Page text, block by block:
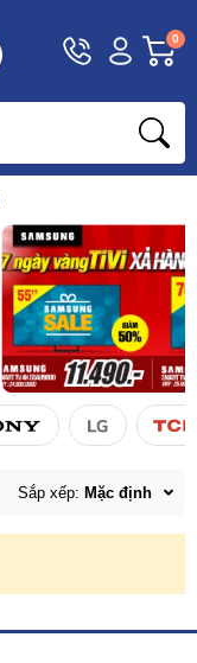
Hotline
1800
Tài
khoản
Khách
0
Sắp xếp: Mặc định